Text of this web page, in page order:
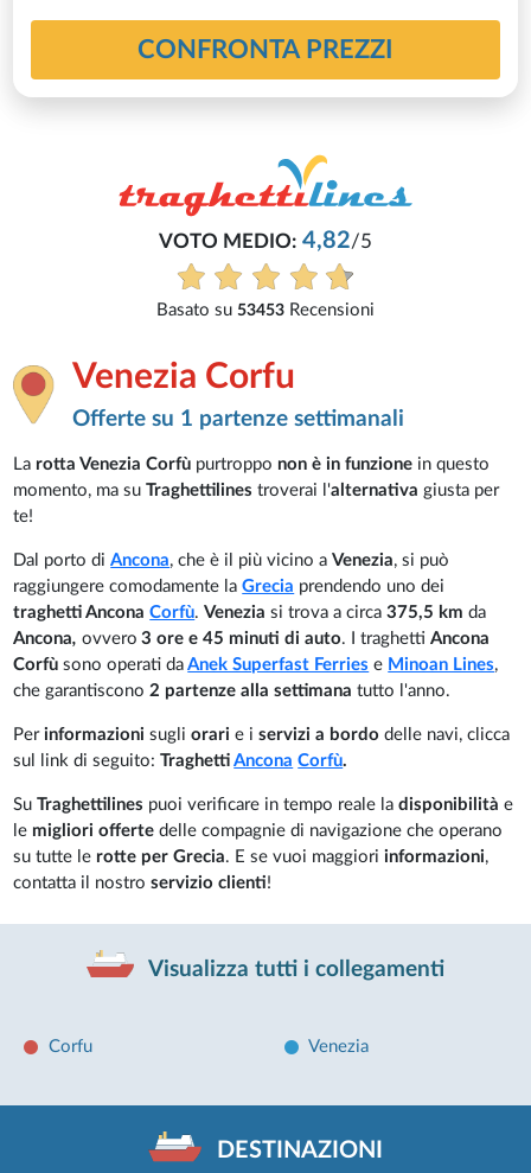
CONFRONTA PREZZI
VOTO MEDIO: 4,82/5
Basato su 53453 Recensioni
Venezia Corfu
Offerte su 1 partenze settimanali
La rotta Venezia Corfù purtroppo non è in funzione in questo
momento, ma suTraghettilinestroverai l'alternativa giusta per
te!
Dal porto diAncona, che è il più vicino aVenezia, si può
raggiungere comodamente laGrecia prendendo uno dei
traghetti AnconaCorfù.Venezia si trova a circa375,5 km da
Ancona, ovvero 3 ore e 45 minuti di auto. I traghettiAncona
Corfù sono operati da Anek Superfast Ferries e Minoan Lines,
che garantiscono2 partenze alla settimana tutto l'anno.
Perinformazioni sugliorarie iservizi a bordo delle navi, clicca
sul link di seguito:TraghettiAncona Corfù.
SuTraghettilines puoi verificare in tempo reale ladisponibilitàe
le migliori offertedelle compagnie di navigazione che operano
su tutte le rotte per Grecia. E se vuoi maggioriinformazioni,
contatta il nostro servizio clienti!
Visualizza tutti i collegamenti
Corfu Venezia
DESTINAZIONI